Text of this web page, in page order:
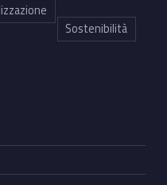
Sostenibilità